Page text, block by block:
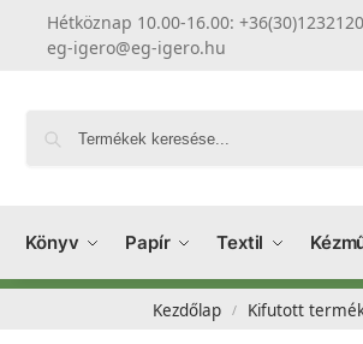
Hétköznap 10.00-16.00:
eg-igero@eg-igero.hu
Könyv Papír Textil
Kezdőlap / Kifutott